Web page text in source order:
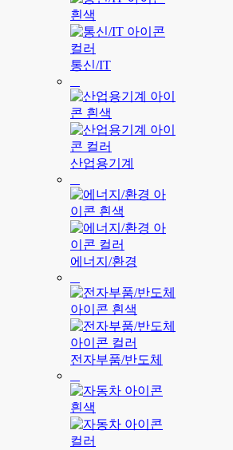
통신/IT
산업용기계
에너지/환경
전자부품/반도체